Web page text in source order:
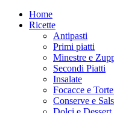
Home
Ricette
Antipasti
Primi piatti
Minestre e
Secondi Piatti
Insalate
Focacce e
Conserve e